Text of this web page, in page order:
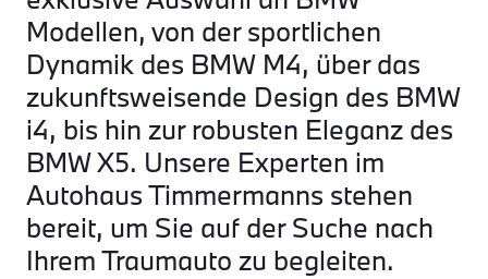
Modellen, von der sportlichen
Dynamik des BMW M4, über das
zukunftsweisende Design des BMW
i4, bis hin zur robusten Eleganz des
BMW X5. Unsere Experten im
Autohaus Timmermanns stehen
bereit, um Sie auf der Suche nach
Ihrem Traumauto zu begleiten.